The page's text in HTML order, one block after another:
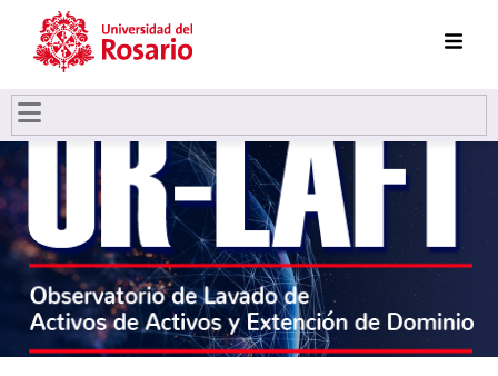
Pasar al contenido principal